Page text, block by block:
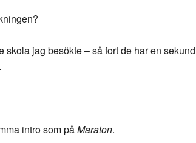
jag besökte – så fort de har en
intro som påMaraton.